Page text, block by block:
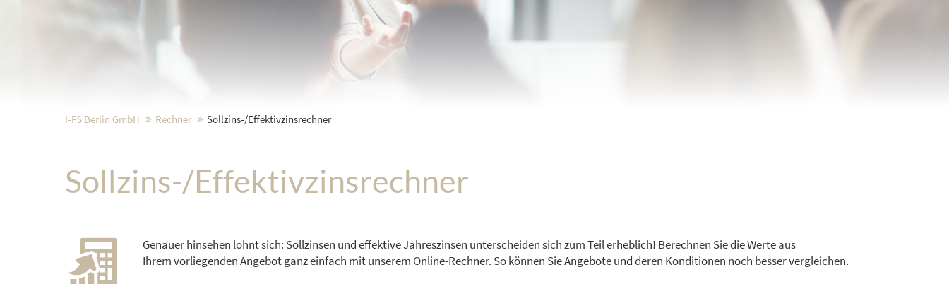
I-FS Berlin GmbH Rechner Sollzins-/Effektivzins­rechner
Sollzins-/Effektivzinsrechner
Genauer hinsehen lohnt sich: Sollzinsen und effektive Jahreszinsen unterscheiden sich zum Teil erheblich! Berechnen Sie die Werte aus
Ihrem vorliegenden Angebot ganz einfach mit unserem Online-Rechner. So können Sie Angebote und deren Konditionen noch besser vergleichen.